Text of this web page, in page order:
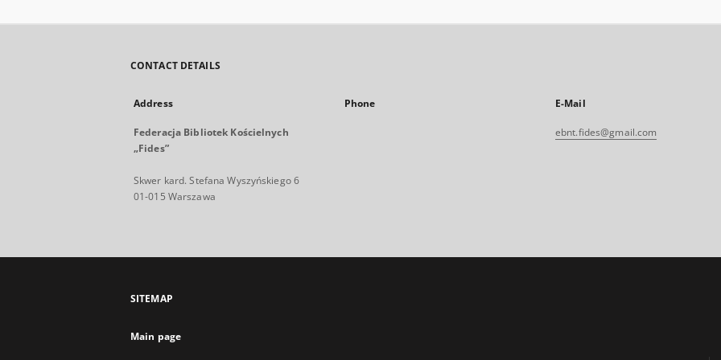
CONTACT DETAILS
Address
Federacja Bibliotek Kościelnych
„Fides”
Skwer kard. Stefana Wyszyńskiego 6
01-015 Warszawa
Phone E-Mail
ebnt.fides@gmail.com
SITEMAP
Main page